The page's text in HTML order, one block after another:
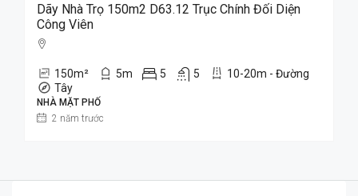
Dãy Nhà Trọ 150m2 D63.12 Trục Chính Đối Diện
Công Viên
150m² 5m 5 5
10-20m - Đường
Tây
NHÀ MẶT PHỐ
2 năm trước